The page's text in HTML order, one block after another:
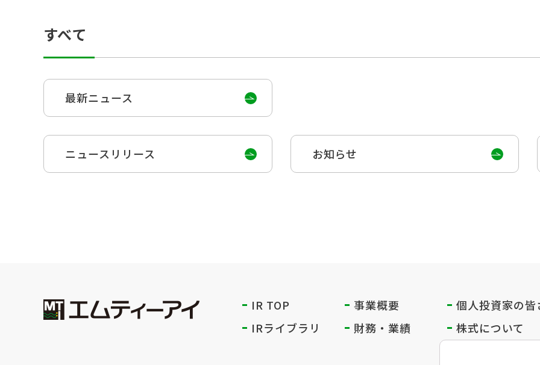
すべて
最新ニュース
ニュースリリース お知らせ
IR TOP 事業概要 個人投資家の皆
IRライブラリ
財務・業績 株式について